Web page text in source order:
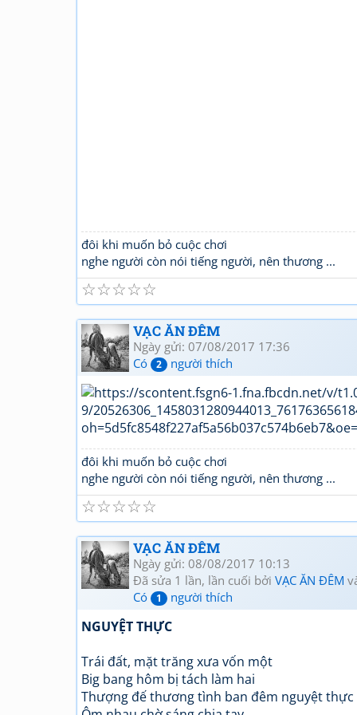
đôi khi muốn bỏ cuộc chơi
nghe người còn nói tiếng người, nên thương ...
☆
☆
☆
☆
☆
VẠC ĂN ĐÊM
Ngày gửi: 07/08/2017 17:36
Có
2 người thích
đôi khi muốn bỏ cuộc chơi
nghe người còn nói tiếng người, nên thương ...
☆
☆
☆
☆
☆
VẠC ĂN ĐÊM
Ngày gửi: 08/08/2017 10:13
Đã sửa 1 lần, lần cuối bởi VẠC ĂN ĐÊM
Có
1 người thích
NGUYỆT THỰC
Trái đất, mặt trăng xưa vốn một
Big bang hôm bị tách làm hai
Thượng đế thương tình ban đêm nguyệt thực